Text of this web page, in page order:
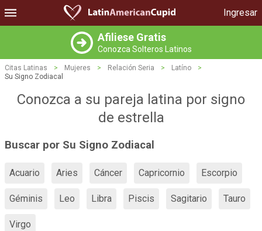
Ingresar
Afiliese Gratis
Conozca Solteros Latinos
Citas Latinas > Mujeres > Relación Seria > Latíno
>
Su Signo Zodiacal
Conozca a su pareja latina por signo
de estrella
Buscar por Su Signo Zodiacal
Acuario Aries Cáncer Capricornio Escorpio
Géminis Leo Libra Piscis Sagitario Tauro
Virgo